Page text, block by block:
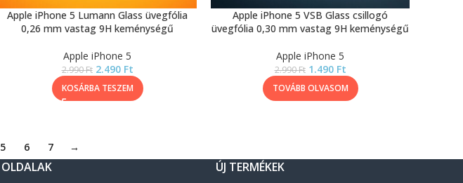
Apple iPhone 5 Lumann Glass üvegfólia
0,26 mm vastag 9H keménységű
Apple iPhone 5
2.990Ft 2.490 Ft
KOSÁRBA TESZEM
Apple iPhone 5 VSB Glass csillogó
üvegfólia 0,30 mm vastag 9H keménységű
Apple iPhone 5
2.990Ft 1.490 Ft
TOVÁBB OLVASOM
5 6 7 →
OLDALAK ÚJ TERMÉKEK